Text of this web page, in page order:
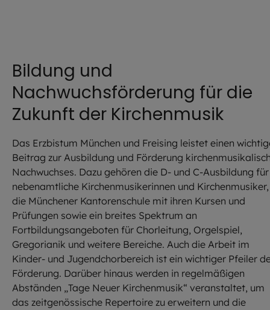
Bildung und
Nachwuchsförderung für die
Zukunft der Kirchenmusik
Das Erzbistum München und Freising leistet einen
Beitrag zur Ausbildung und Förderung
Nachwuchses. Dazu gehören die D- und C-Ausbildung für
nebenamtliche Kirchenmusikerinnen und Kirchenmusiker,
die Münchener Kantorenschule mit ihren Kursen und
Prüfungen sowie ein breites Spektrum an
Fortbildungsangeboten für Chorleitung, Orgelspiel,
Gregorianik und weitere Bereiche. Auch die Arbeit im
Kinder- und Jugendchorbereich ist ein wichtiger Pfeiler
Förderung. Darüber hinaus werden in regelmäßigen
Abständen „Tage Neuer Kirchenmusik“ veranstaltet, um
das zeitgenössische Repertoire zu erweitern und die